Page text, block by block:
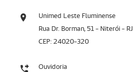
Unimed Leste Fluminense
Rua Dr. Borman, 51 - Niterói - RJ
CEP: 24020-320
Ouvidoria